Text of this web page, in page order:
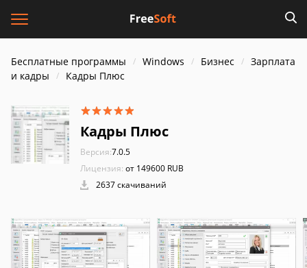
Бесплатные программы Windows Бизнес
Зарплата
и кадры
Кадры Плюс
Кадры Плюс
Версия:7.0.5
Лицензия: от 149600 RUB
2637 скачиваний